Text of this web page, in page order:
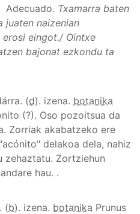
Adecuado. Txamarra baten
juaten naizenian
eingot./ Ointxe
bajonat ezkondu ta
. (d). izena. botanika
(?). Oso pozoitsua da
Zorriak akabatzeko ere
delakoa dela, nahiz
zehaztatu. Zortziehun
hau. .
. (b). izena. botanika Prunus